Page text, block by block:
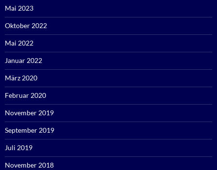
Mai 2023
Oktober 2022
Mai 2022
Januar 2022
März 2020
Februar 2020
November 2019
September 2019
Juli 2019
November 2018